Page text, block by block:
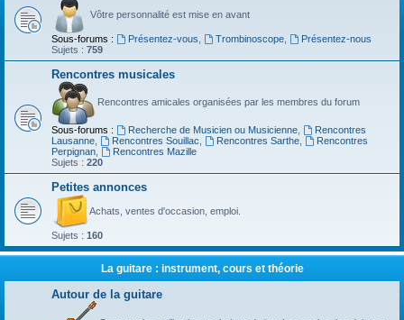
Vôtre personnalité est mise en avant
Sous-forums : Présentez-vous Trombinoscope,
Présentez-nous
Sujets : 759
Rencontres musicales
Rencontres amicales organisées par les membres du forum
Sous-forums : Recherche de Musicien ou Musicienne,
Rencontres
Lausanne
Rencontres Souillac Rencontres Sarthe,
Rencontres
Perpignan
Rencontres Mazille
Sujets : 220
Petites annonces
Achats, ventes d'occasion, emploi.
Sujets : 160
La guitare : instrument, cours et théorie
Autour de la guitare